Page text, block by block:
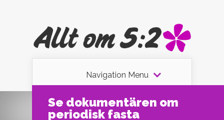
Navigation Menu
Se dokumentären om
periodisk fasta